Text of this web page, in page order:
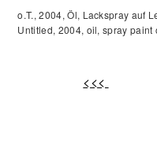
o.T., 2004,Öl, Lackspray auf
Untitled, 2004, oil, spray paint
<<<